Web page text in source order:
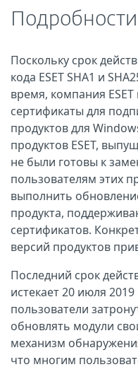
Подробности
Поскольку срок
кода ESET SHA1 и
время, компания
сертификаты для
продуктов для
продуктов ESET,
не были готовы к
пользователям этих
выполнить
продукта,
сертификатов.
версий продуктов
Последний срок
истекает 20 июля
пользователи
обновлять модули
механизм
что многим